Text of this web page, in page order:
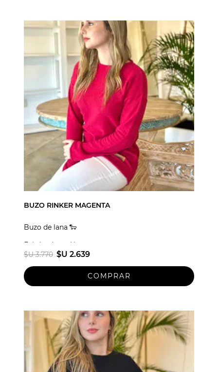
BUZO RINKER MAGENTA
Buzo de lana 🐑
Fabricado en Uruguay
$U 3.770 $U 2.639